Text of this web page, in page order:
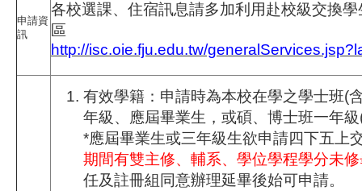
申請資
訊
各校選課、住宿訊息請多加利用赴校級交換
區
http://isc.oie.fju.edu.tw/
有效學籍：申請時為本校在學之學士班(
年級、應屆畢業生，或碩、博士班一年
*應屆畢業生或三年級生欲申請四下五上
期間有雙主修、輔系、學位學程學分未
任及註冊組同意辦理延畢後始可申請。